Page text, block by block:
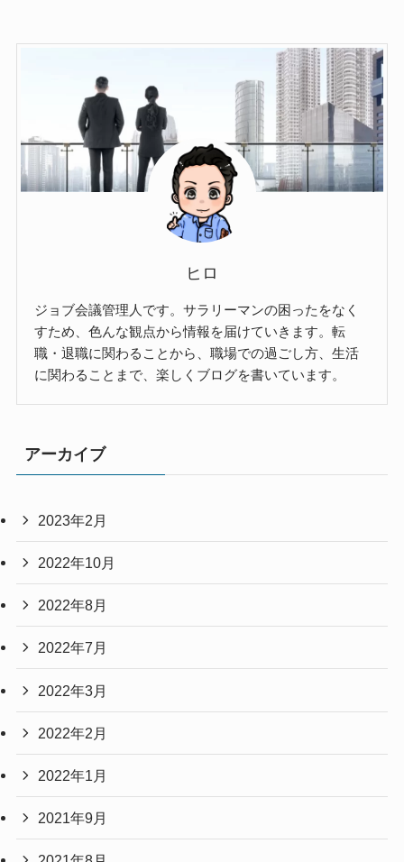
ヒロ
ジョブ会議管理人です。サラリーマンの困ったをなく
すため、色んな観点から情報を届けていきます。転
職・退職に関わることから、職場での過ごし方、生活
に関わることまで、楽しくブログを書いています。
アーカイブ
2023年2月
2022年10月
2022年8月
2022年7月
2022年3月
2022年2月
2022年1月
2021年9月